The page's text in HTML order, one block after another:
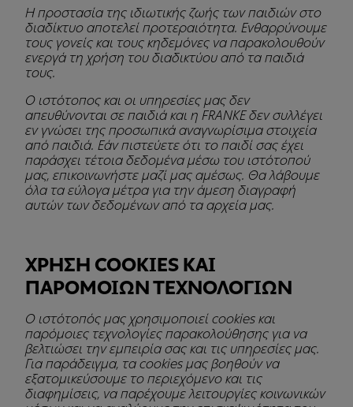
Η προστασία της ιδιωτικής ζωής των παιδιών στο
διαδίκτυο αποτελεί προτεραιότητα. Ενθαρρύνουμε
τους γονείς και τους κηδεμόνες να παρακολουθούν
ενεργά τη χρήση του διαδικτύου από τα παιδιά
τους.
Ο ιστότοπος και οι υπηρεσίες μας δεν
απευθύνονται σε παιδιά και η FRANKE δεν συλλέγει
εν γνώσει της προσωπικά αναγνωρίσιμα στοιχεία
από παιδιά. Εάν πιστεύετε ότι το παιδί σας έχει
παράσχει τέτοια δεδομένα μέσω του ιστότοπού
μας, επικοινωνήστε μαζί μας αμέσως. Θα λάβουμε
όλα τα εύλογα μέτρα για την άμεση διαγραφή
αυτών των δεδομένων από τα αρχεία μας.
ΧΡΗΣΗ COOKIES ΚΑΙ
ΠΑΡΟΜΟΙΩΝ ΤΕΧΝΟΛΟΓΙΩΝ
Ο ιστότοπός μας χρησιμοποιεί cookies και
παρόμοιες τεχνολογίες παρακολούθησης για να
βελτιώσει την εμπειρία σας και τις υπηρεσίες μας.
Για παράδειγμα, τα cookies μας βοηθούν να
εξατομικεύσουμε το περιεχόμενο και τις
διαφημίσεις, να παρέχουμε λειτουργίες κοινωνικών